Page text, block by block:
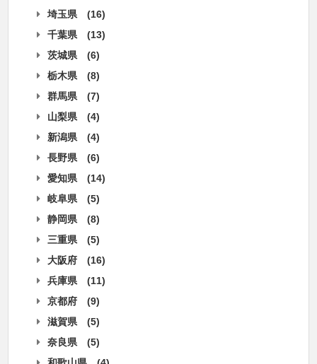
埼玉県
(16)
千葉県
(13)
茨城県
(6)
栃木県
(8)
群馬県
(7)
山梨県
(4)
新潟県
(4)
長野県
(6)
愛知県
(14)
岐阜県
(5)
静岡県
(8)
三重県
(5)
大阪府
(16)
兵庫県
(11)
京都府
(9)
滋賀県
(5)
奈良県
(5)